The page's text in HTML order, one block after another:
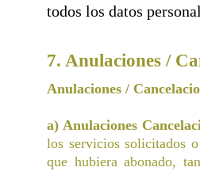
todos los datos
7. Anulaciones /
Anulaciones /
a) Anulaciones
los servicios solicitados
que hubiera abonado,